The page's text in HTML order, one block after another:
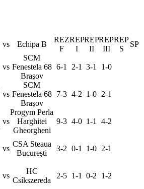
vs Echipa B
REZ
F
REP
I
REP
II
REP
III
REP
S
SP
vs
SCM
Fenestela 68
Braşov
6-1 2-1 3-1 1-0
vs
SCM
Fenestela 68
Braşov
7-3 4-2 1-0 2-1
vs
Progym Perla
Harghitei
Gheorgheni
9-3 4-0 1-1 4-2
vs
CSA Steaua
Bucureşti
3-2 0-1 1-0 2-1
vs
HC
Csíkszereda
2-5 1-1 0-2 1-2